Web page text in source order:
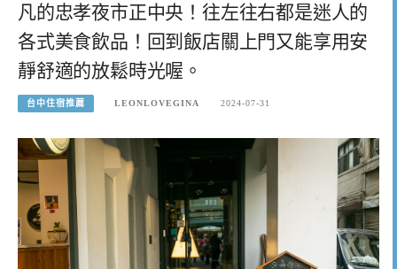
凡的忠孝夜市正中央！往左往右都是迷人的
各式美食飲品！回到飯店關上門又能享用安
靜舒適的放鬆時光喔。
台中住宿推薦 LEONLOVEGINA 2024-07-31